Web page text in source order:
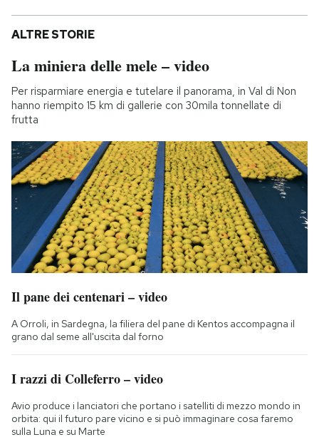
ALTRE STORIE
La miniera delle mele – video
Per risparmiare energia e tutelare il panorama, in Val di Non
hanno riempito 15 km di gallerie con 30mila tonnellate di
frutta
Il pane dei centenari – video
A Orroli, in Sardegna, la filiera del pane di Kentos accompagna il
grano dal seme all'uscita dal forno
I razzi di Colleferro – video
Avio produce i lanciatori che portano i satelliti di mezzo mondo in
orbita: qui il futuro pare vicino e si può immaginare cosa faremo
sulla Luna e su Marte